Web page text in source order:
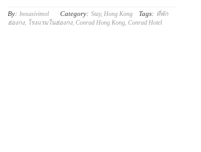
By: bosasivimol Category: Stay, Hong Kong Tags: ที่พัก
ฮ่องกง, โรงแรมในฮ่องกง, Conrad Hong Kong, Conrad Hotel